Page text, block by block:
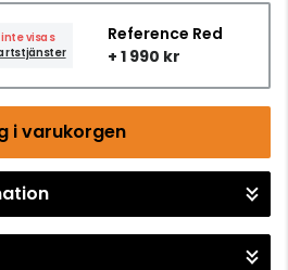
visas
Reference Red
+ 1 990 kr
i varukorgen
till kassan